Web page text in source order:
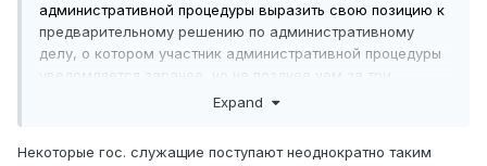
административной процедуры выразить свою позицию к
предварительному решению по административному
делу, о котором участник административной процедуры
рабочих дня до принятия административного акта.
Expand
Некоторые гос. служащие поступают неоднократно таким